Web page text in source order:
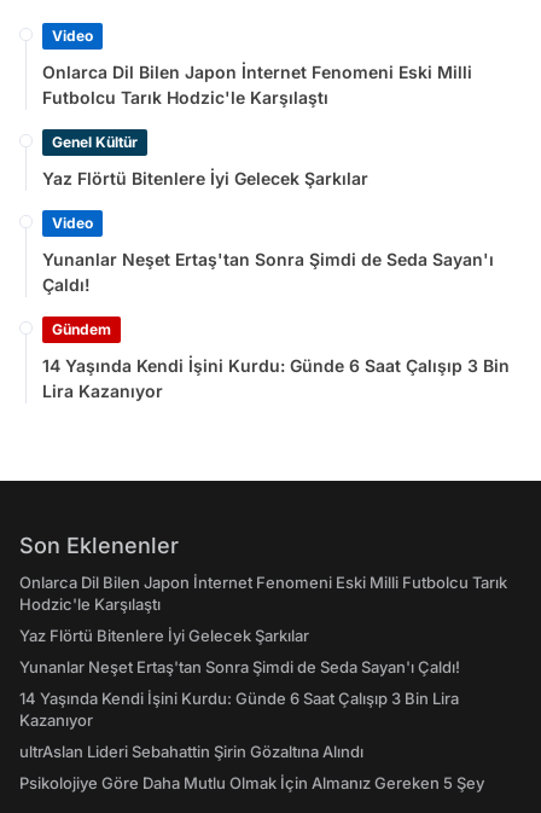
Video
Onlarca Dil Bilen Japon İnternet Fenomeni Eski Milli
Futbolcu Tarık Hodzic'le Karşılaştı
Genel Kültür
Yaz Flörtü Bitenlere İyi Gelecek Şarkılar
Video
Yunanlar Neşet Ertaş'tan Sonra Şimdi de Seda Sayan'ı
Çaldı!
Gündem
14 Yaşında Kendi İşini Kurdu: Günde 6 Saat Çalışıp 3 Bin
Lira Kazanıyor
Son Eklenenler
Onlarca Dil Bilen Japon İnternet Fenomeni Eski Milli Futbolcu Tarık
Hodzic'le Karşılaştı
Yaz Flörtü Bitenlere İyi Gelecek Şarkılar
Yunanlar Neşet Ertaş'tan Sonra Şimdi de Seda Sayan'ı Çaldı!
14 Yaşında Kendi İşini Kurdu: Günde 6 Saat Çalışıp 3 Bin Lira
Kazanıyor
ultrAslan Lideri Sebahattin Şirin Gözaltına Alındı
Psikolojiye Göre Daha Mutlu Olmak İçin Almanız Gereken 5 Şey